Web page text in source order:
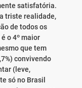
satisfatória.
triste realidade,
de todos os
o 4º maior
que tem
convivendo
(leve,
só no Brasil